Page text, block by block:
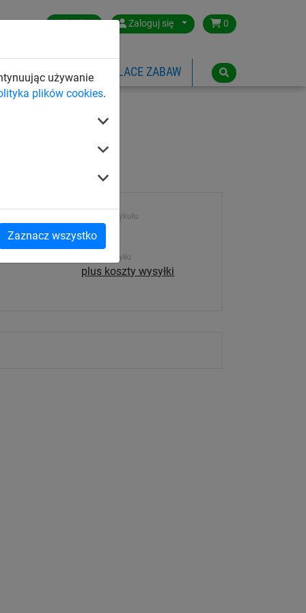
używanie
plików cookies.
Zaznacz wszystko
Poland Zaloguj się 0
LINOWE PLACE ZABAW
Numer artykułu
2121
Koszt wysyłki
plus koszty wysyłki